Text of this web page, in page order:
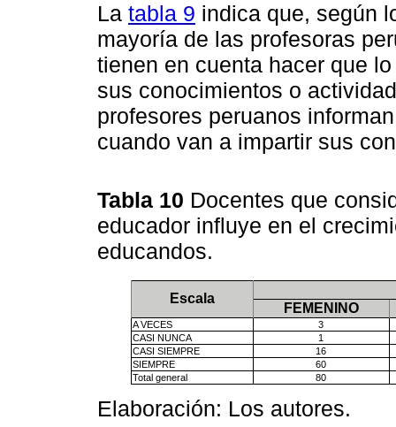
La tabla 9 indica que, según
mayoría de las profesoras
tienen en cuenta hacer que
sus conocimientos o
profesores peruanos
cuando van a impartir sus
Tabla 10 Docentes que
educador influye en el
educandos.
Escala
FEMENINO
A VECES
3
CASI NUNCA
1
CASI SIEMPRE
16
SIEMPRE
60
Total general
80
Elaboración: Los autores.